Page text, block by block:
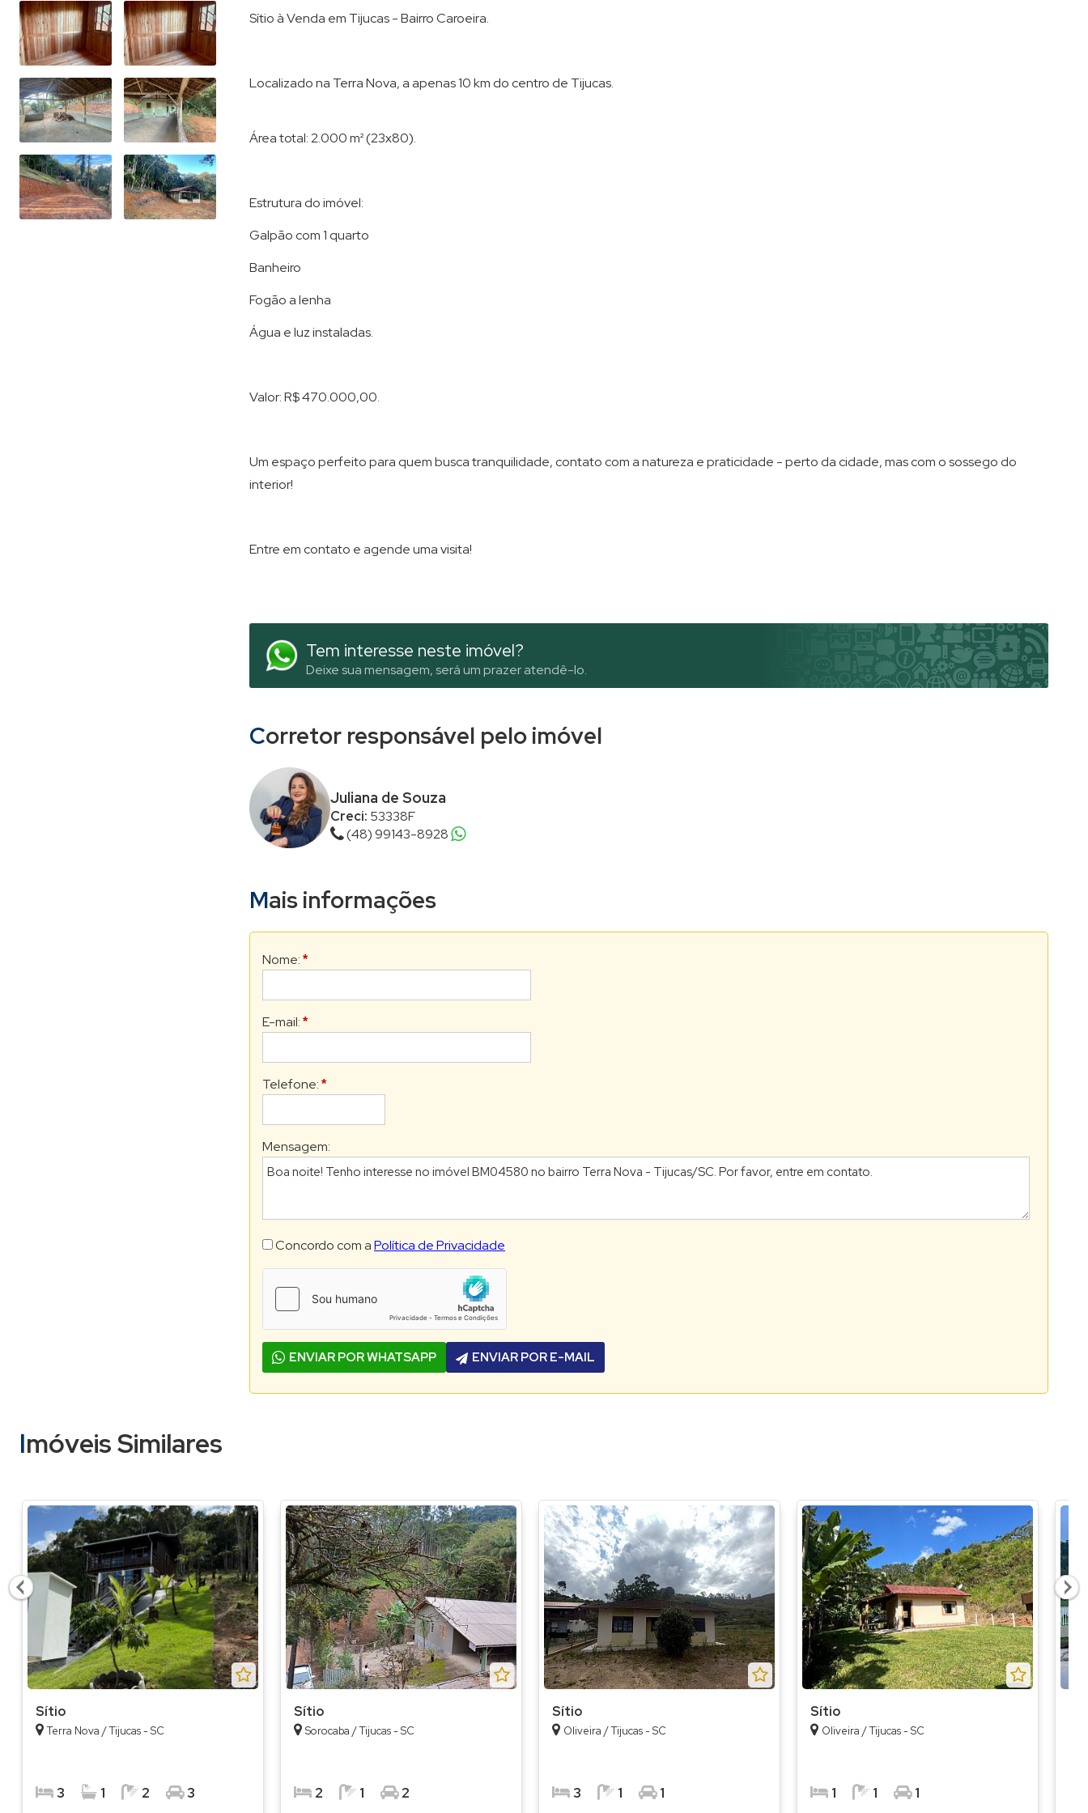
Sítio à Venda em Tijucas - Bairro Caroeira.
Localizado na Terra Nova, a apenas 10 km do centro de Tijucas.
Área total: 2.000 m² (23x80).
Estrutura do imóvel:
Galpão com 1 quarto
Banheiro
Fogão a lenha
Água e luz instaladas.
Valor: R$ 470.000,00.
Um espaço perfeito para quem busca tranquilidade, contato com a natureza e praticidade - perto da cidade, mas com o sossego do
interior!
Entre em contato e agende uma visita!
Tem interesse neste imóvel?
Deixe sua mensagem, será um prazer atendê-lo.
Corretor responsável pelo imóvel
Juliana de Souza
Creci: 53338F
(48) 99143-8928
Mais informações
Nome: *
E-mail: *
Telefone: *
Mensagem:
Concordo com aPolítica de Privacidade
ENVIAR POR WHATSAPP ENVIAR POR E-MAIL
Imóveis Similares
Sítio
Terra Nova / Tijucas - SC
3 1 2 3
Sítio
Sorocaba / Tijucas - SC
2 1 2
Sítio
Oliveira / Tijucas - SC
3 1 1
Sítio
Oliveira / Tijucas - SC
1 1 1